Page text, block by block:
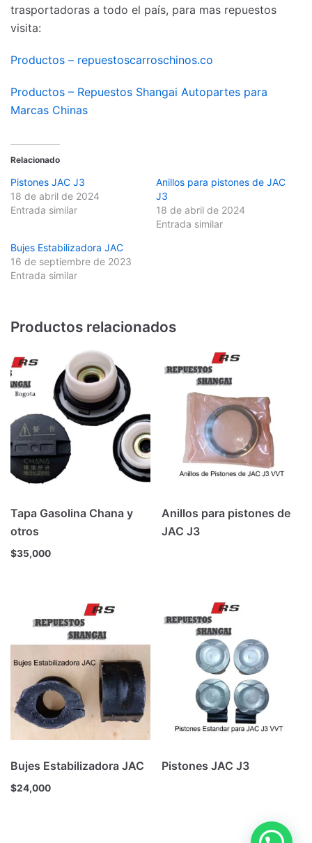
trasportadoras a todo el país, para mas repuestos
visita:
Productos – repuestoscarroschinos.co
Productos – Repuestos Shangai Autopartes para
Marcas Chinas
Relacionado
Pistones JAC J3
18 de abril de 2024
Entrada similar
Anillos para pistones de JAC
J3
18 de abril de 2024
Entrada similar
Bujes Estabilizadora JAC
16 de septiembre de 2023
Entrada similar
Productos relacionados
Tapa Gasolina Chana y
otros
$35,000
Anillos para pistones de
JAC J3
Bujes Estabilizadora JAC
$24,000
Pistones JAC J3